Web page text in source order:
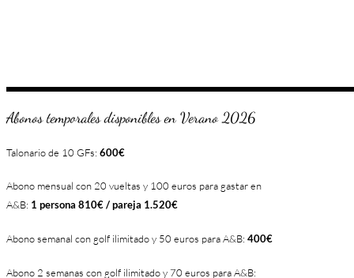
Abonos temporales disponibles en Verano 2026
Talonario de 10 GFs: 600€
Abono mensual con 20 vueltas y 100 euros para gastar en
A&B: 1 persona 810€ / pareja 1.520€
Abono semanal con golf ilimitado y 50 euros para A&B: 400€
Abono 2 semanas con golf ilimitado y 70 euros para A&B: